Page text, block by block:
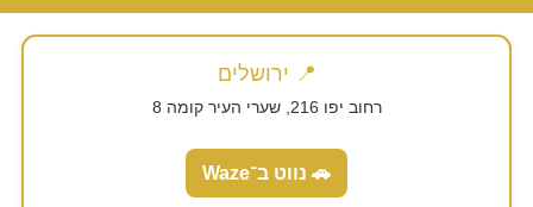
📍 ירושלים
רחוב יפו 216, שערי העיר קומה 8
🚗 נווט ב־Waze